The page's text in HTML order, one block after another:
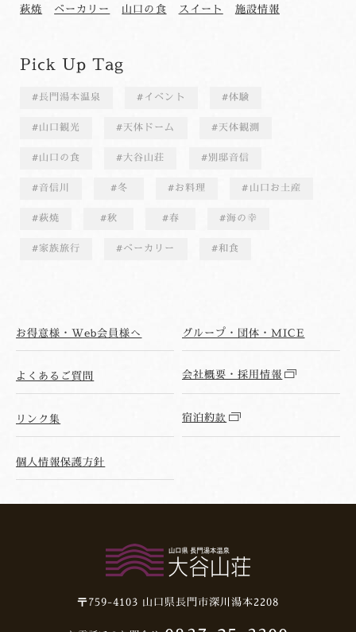
萩焼
ベーカリー 山口の食 スイート 施設情報
Pick Up Tag
長門湯本温泉 イベント 体験
山口観光 天体ドーム 天体観測
山口の食 大谷山荘 別邸音信
音信川 冬 お料理 山口お土産
萩焼 秋 春 海の幸
家族旅行 ベーカリー 和食
お得意様・Web会員様へ グループ・団体・MICE
よくあるご質問 会社概要・採用情報
リンク集 宿泊約款
個人情報保護方針
〒759-4103 山口県長門市深川湯本2208